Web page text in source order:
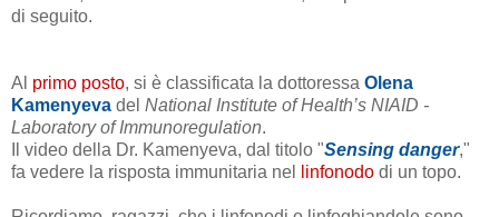
di seguito.
Al primo posto, si è classificata la dottoressa Olena
Kamenyeva del National Institute of Health’s NIAID -
Laboratory of Immunoregulation.
Il video della Dr. Kamenyeva, dal titolo "Sensing danger,"
fa vedere la risposta immunitaria nel
linfonodo di un topo.